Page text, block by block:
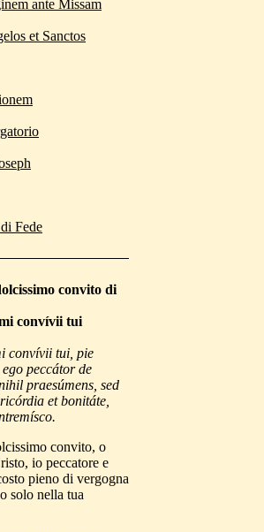
ante Missam
et Sanctos
Fede
convito di
convívii tui
convívii tui, pie
peccátor de
praesúmens, sed
et bonitáte,
convito, o
io peccatore e
pieno di vergogna
solo nella tua